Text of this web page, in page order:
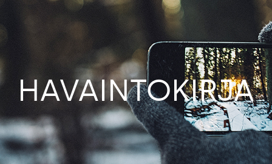
HAVAINTOKIRJA